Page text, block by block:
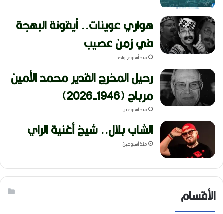
هواري عوينات.. أيقونة البهجة
في زمن عصيب
منذ أسبوع واحد
رحيل المخرج القدير محمد الأمين
مرباح (1946-2026)
منذ أسبوعين
الشاب بلال.. شيخ أغنية الراي
منذ أسبوعين
الأقسام